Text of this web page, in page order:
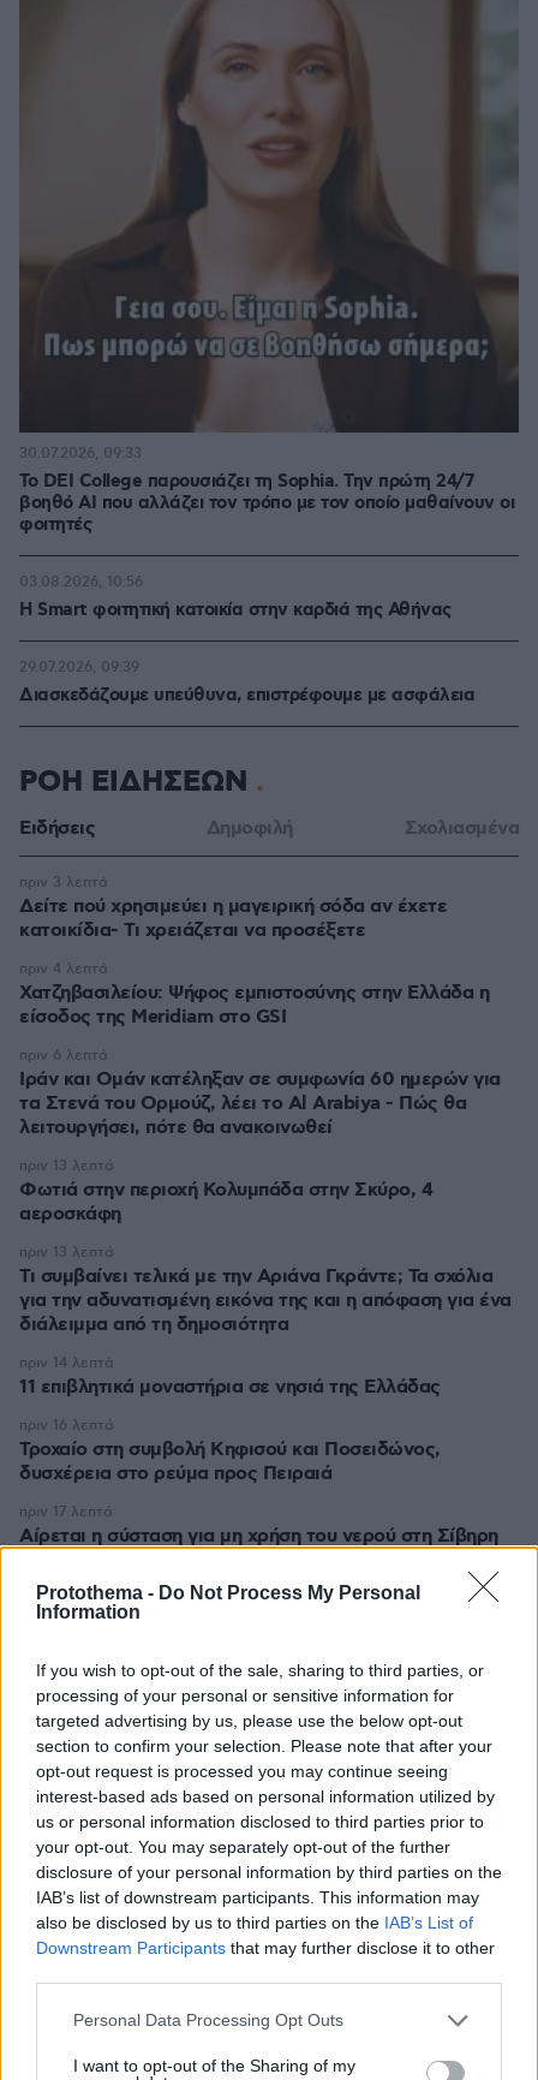
Protothema - Do Not Process My Personal
Information
If you wish to opt-out of the sale, sharing to third parties, or
processing of your personal or sensitive information for
targeted advertising by us, please use the below opt-out
section to confirm your selection. Please note that after your
opt-out request is processed you may continue seeing
interest-based ads based on personal information utilized by
us or personal information disclosed to third parties prior to
your opt-out. You may separately opt-out of the further
disclosure of your personal information by third parties on the
IAB’s list of downstream participants. This information may
also be disclosed by us to third parties on the IAB’s List of
Downstream Participants that may further disclose it to other
Please note that this website/app uses one or more Google
not limited to your visit or usage behaviour. You may click to
Personal Data Processing Opt Outs
I want to opt-out of the Sharing of my
Το DEI College παρουσιάζει τη Sophia. Την πρώτη 24/7
βοηθό AI που αλλάζει τον τρόπο με τον οποίο μαθαίνουν οι
φοιτητές
30.07.2026, 09:33
Η Smart φοιτητική κατοικία στην καρδιά της Αθήνας
03.08.2026, 10:56
Διασκεδάζουμε υπεύθυνα, επιστρέφουμε με ασφάλεια
29.07.2026, 09:39
ΡΟΗ ΕΙΔΗΣΕΩΝ
Ειδήσεις Δημοφιλή Σχολιασμένα
Δείτε πού χρησιμεύει η μαγειρική σόδα αν έχετε
κατοικίδια- Τι χρειάζεται να προσέξετε
πριν 3 λεπτά
Χατζηβασιλείου: Ψήφος εμπιστοσύνης στην Ελλάδα η
είσοδος της Meridiam στο GSI
πριν 4 λεπτά
Ιράν και Ομάν κατέληξαν σε συμφωνία 60 ημερών για
τα Στενά του Ορμούζ, λέει το Al Arabiya - Πώς θα
λειτουργήσει, πότε θα ανακοινωθεί
πριν 6 λεπτά
Φωτιά στην περιοχή Κολυμπάδα στην Σκύρο, 4
αεροσκάφη
πριν 13 λεπτά
Τι συμβαίνει τελικά με την Αριάνα Γκράντε; Τα σχόλια
για την αδυνατισμένη εικόνα της και η απόφαση για ένα
διάλειμμα από τη δημοσιότητα
πριν 13 λεπτά
11 επιβλητικά μοναστήρια σε νησιά της Ελλάδας
πριν 14 λεπτά
Τροχαίο στη συμβολή Κηφισού και Ποσειδώνος,
δυσχέρεια στο ρεύμα προς Πειραιά
πριν 16 λεπτά
Αίρεται η σύσταση για μη χρήση του νερού στη Σίβηρη
αποτελέσματα των ελέγχων
πριν 17 λεπτά
κόρη της
πριν 23 λεπτά
Πλαστική μεμβράνη: 7 λάθη που όλοι κάνουμε στην
κουζίνα
πριν 33 λεπτά
ΔΕΙΤΕ ΟΛΕΣ ΤΙΣ ΕΙΔΗΣΕΙΣ
ΤΑ ΠΙΟ ΔΗΜΟΦΙΛΗ